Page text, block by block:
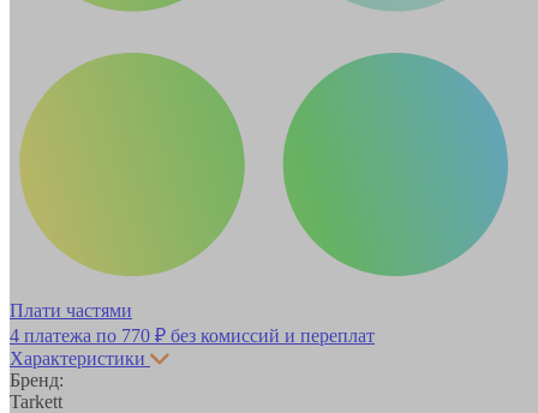
Плати частями
4 платежа по 770 ₽ без комиссий и переплат
Характеристики
Бренд:
Tarkett